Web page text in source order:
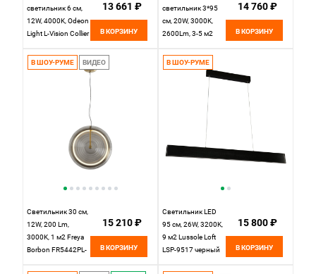
светильник 6 см,
12W, 4000K, Odeon
Light L-Vision Collier
13 661 ₽
В КОРЗИНУ
светильник 3*95
см, 20W, 3000K,
2600Lm, 3-5 м2
Ray P022PL-
L20W3K, белый
14 760 ₽
В КОРЗИНУ
В ШОУ-РУМЕ ВИДЕО
Светильник 30 см,
12W, 200 Lm,
3000K, 1 м2 Freya
Borbon FR5442PL-
15 210 ₽
В КОРЗИНУ
В ШОУ-РУМЕ
Светильник LED
95 см, 26W, 3200K,
9 м2 Lussole Loft
LSP-9517 черный
15 800 ₽
В КОРЗИНУ